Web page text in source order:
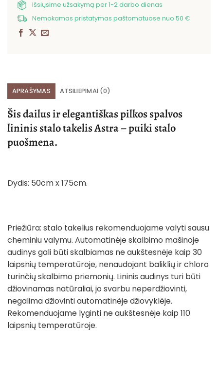
Išsiųsime užsakymą per 1-2 darbo dienas
Nemokamas pristatymas paštomatuose nuo 50 €
APRAŠYMAS ATSILIEPIMAI (0)
Šis dailus ir elegantiškas pilkos spalvos
lininis stalo takelis Astra – puiki stalo
puošmena.
Dydis: 50cm x 175cm.
Priežiūra: stalo takelius rekomenduojame valyti sausu
cheminiu valymu. Automatinėje skalbimo mašinoje
audinys gali būti skalbiamas ne aukštesnėje kaip 30
laipsnių temperatūroje, nenaudojant baliklių ir chloro
turinčių skalbimo priemonių. Lininis audinys turi būti
džiovinamas natūraliai, jo svarbu neperdžiovinti,
negalima džiovinti automatinėje džiovyklėje.
Rekomenduojame lyginti ne aukštesnėje kaip 110
laipsnių temperatūroje.